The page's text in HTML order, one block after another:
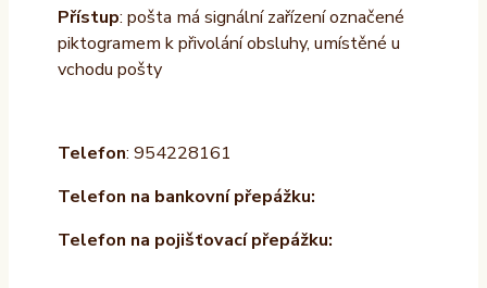
Přístup: pošta má signální zařízení označené
piktogramem k přivolání obsluhy, umístěné u
vchodu pošty
Telefon: 954228161
Telefon na bankovní přepážku:
Telefon na pojišťovací přepážku: